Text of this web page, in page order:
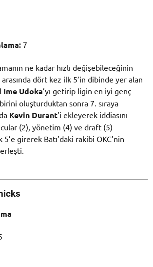
7
ne kadar hızlı değişebileceğinin
arasında dört kez ilk 5’in dibinde yer alan
Ime Udoka’yı getirip ligin en iyi genç
oluşturduktan sonra 7. sıraya
Kevin Durant’i ekleyerek iddiasını
(2), yönetim (4) ve draft (5)
girerek Batı’daki rakibi OKC’nin